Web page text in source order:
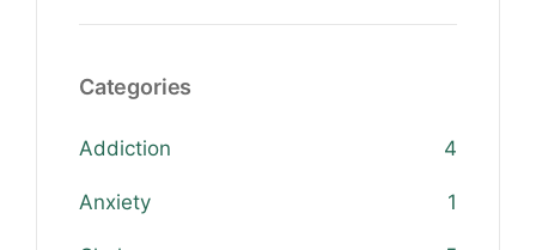
Categories
Addiction 4
Anxiety 1